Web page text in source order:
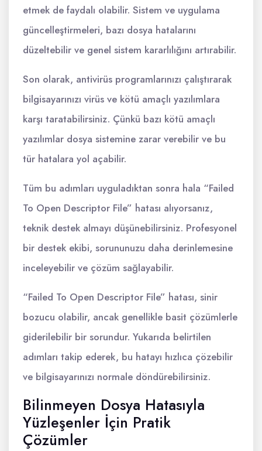
etmek de faydalı olabilir. Sistem ve uygulama
güncelleştirmeleri, bazı dosya hatalarını
düzeltebilir ve genel sistem kararlılığını artırabilir.
Son olarak, antivirüs programlarınızı çalıştırarak
bilgisayarınızı virüs ve kötü amaçlı yazılımlara
karşı taratabilirsiniz. Çünkü bazı kötü amaçlı
yazılımlar dosya sistemine zarar verebilir ve bu
tür hatalara yol açabilir.
Tüm bu adımları uyguladıktan sonra hala “Failed
To Open Descriptor File” hatası alıyorsanız,
teknik destek almayı düşünebilirsiniz. Profesyonel
bir destek ekibi, sorununuzu daha derinlemesine
inceleyebilir ve çözüm sağlayabilir.
“Failed To Open Descriptor File” hatası, sinir
bozucu olabilir, ancak genellikle basit çözümlerle
giderilebilir bir sorundur. Yukarıda belirtilen
adımları takip ederek, bu hatayı hızlıca çözebilir
ve bilgisayarınızı normale döndürebilirsiniz.
Bilinmeyen Dosya Hatasıyla
Yüzleşenler İçin Pratik
Çözümler